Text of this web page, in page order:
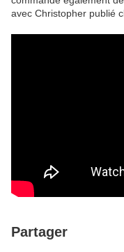
avec Christopher publié
Partager